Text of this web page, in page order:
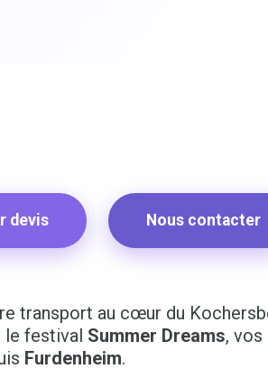
devis Nous contacter
transport au cœur du
le festival Summer Dreams, vos
Furdenheim.